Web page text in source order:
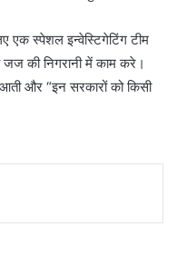
एक स्पेशल इन्वेस्टिगेटिंग टीम
की निगरानी में काम करे।
और “इन सरकारों को किसी